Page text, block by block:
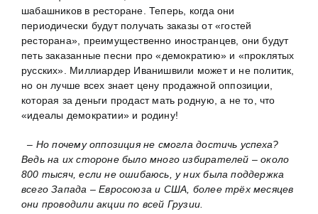
шабашников в ресторане. Теперь, когда они
периодически будут получать заказы от «гостей
ресторана», преимущественно иностранцев, они будут
петь заказанные песни про «демократию» и «проклятых
русских». Миллиардер Иванишвили может и не политик,
но он лучше всех знает цену продажной оппозиции,
которая за деньги продаст мать родную, а не то, что
«идеалы демократии» и родину!
– Но почему оппозиция не смогла достичь успеха?
Ведь на их стороне было много избирателей – около
800 тысяч, если не ошибаюсь, у них была поддержка
всего Запада – Евросоюза и США, более трёх месяцев
они проводили акции по всей Грузии.